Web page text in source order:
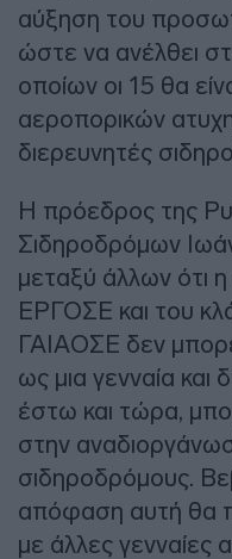
αύξηση του
ώστε να ανέλθει
οποίων οι 15 θα
αεροπορικών
διερευνητές
Η πρόεδρος της
Σιδηροδρόμων
μεταξύ άλλων ότι
ΕΡΓΟΣΕ και του
ΓΑΙΑΟΣΕ δεν
ως μια γενναία
έστω και τώρα,
στην
σιδηροδρόμους.
απόφαση αυτή θα
με άλλες γενναίες